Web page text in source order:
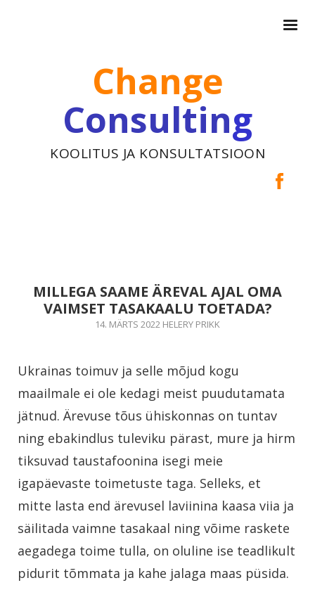
Change
Consulting
KOOLITUS JA KONSULTATSIOON
MILLEGA SAAME ÄREVAL AJAL OMA
VAIMSET TASAKAALU TOETADA?
14. MÄRTS 2022 HELERY PRIKK
Ukrainas toimuv ja selle mõjud kogu
maailmale ei ole kedagi meist puudutamata
jätnud. Ärevuse tõus ühiskonnas on tuntav
ning ebakindlus tuleviku pärast, mure ja hirm
tiksuvad taustafoonina isegi meie
igapäevaste toimetuste taga. Selleks, et
mitte lasta end ärevusel laviinina kaasa viia ja
säilitada vaimne tasakaal ning võime raskete
aegadega toime tulla, on oluline ise teadlikult
pidurit tõmmata ja kahe jalaga maas püsida.